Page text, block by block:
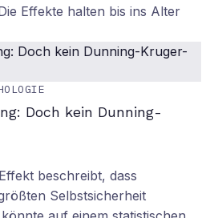
Effekte halten bis ins Alter
Doch kein Dunning-
beschreibt, dass
Selbstsicherheit